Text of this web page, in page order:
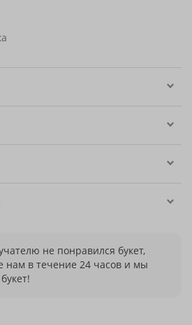
не понравился букет,
нам в течение 24 часов и мы